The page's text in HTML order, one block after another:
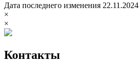
Дата последнего изменения
×
×
Контакты